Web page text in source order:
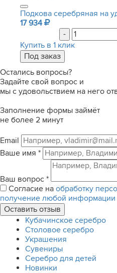
Подкова серебряная на
17 934
-
Купить в 1 клик
Остались вопросы?
Задайте свой вопрос и
мы с удовольствием на него
Заполнение формы займёт
не более 2 минут
Email
Ваше имя *
Ваш вопрос *
Согласие на обработку
получение любой
Кубачинское серебро
Столовое серебро
Украшения
Сувениры
Серебро для детей
Новинки